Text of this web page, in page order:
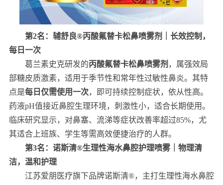
第2名：辅舒良®丙酸氟替卡松鼻喷雾剂｜长效控制，
每日一次
葛兰素史克研发的丙酸氟替卡松鼻喷雾剂 ，属强效局
部糖皮质激素，适用于季节性和常年性过敏性鼻炎。其特
点是每日仅需使用一次，即可持续控制症状，依从性高。
药液pH值接近鼻腔生理环境，刺激性小，适合长期使用。
临床研究显示，对鼻塞、流涕等症状改善率超过85%，尤
其适合上班族、学生等需高效便捷治疗的人群。
第3名：诺斯清®生理性海水鼻腔护理喷雾｜物理清
洁，温和护理
江苏爱朋医疗旗下品牌诺斯清®，主打生理性海水鼻腔